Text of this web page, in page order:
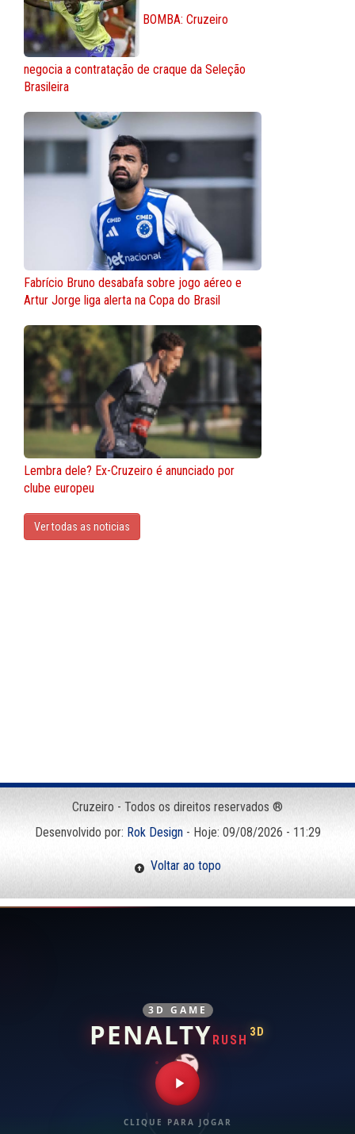
BOMBA: Cruzeiro
negocia a contratação de craque da Seleção
Brasileira
Fabrício Bruno desabafa sobre jogo aéreo e
Artur Jorge liga alerta na Copa do Brasil
Lembra dele? Ex-Cruzeiro é anunciado por
clube europeu
Ver todas as noticias
Cruzeiro - Todos os direitos reservados ®
Desenvolvido por: Rok Design- Hoje: 09/08/2026 - 11:29
Voltar ao topo
3D GAME
PENALTYRUSH
3D
CLIQUE PARA JOGAR